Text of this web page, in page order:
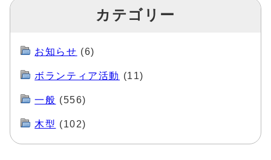
カテゴリー
お知らせ (6)
ボランティア活動 (11)
一般 (556)
木型 (102)